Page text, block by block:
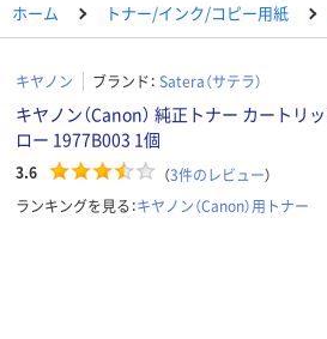
ホーム トナー/インク/コピー用紙
キヤノン ブランド： Satera（サテラ）
キヤノン（Canon） 純正トナー カートリ
ロー 1977B003 1個
3.6 （3件のレビュー）
ランキングを見る：キヤノン（Canon）用トナー